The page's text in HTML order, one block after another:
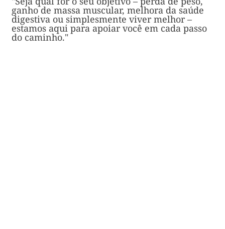
ganho de massa muscular, melhora da saúde
digestiva ou simplesmente viver melhor –
estamos aqui para apoiar você em cada passo
do caminho."